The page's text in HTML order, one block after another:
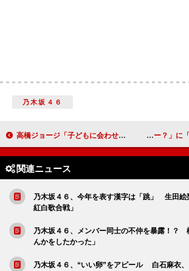
乃木坂４６
高橋ジョージ「子どもに会わせて」と主張 「離婚するにしてもこのままじゃいけない」 溝端淳平、破局質問にあ
関連ニュース
乃木坂４６、今年を表す漢字は「跳」 生田絵
紅白歌合戦」
乃木坂４６、メンバー同士の不仲を暴露！？
んかをしたかった」
乃木坂４６、“いい卵”をアピール 白石麻衣